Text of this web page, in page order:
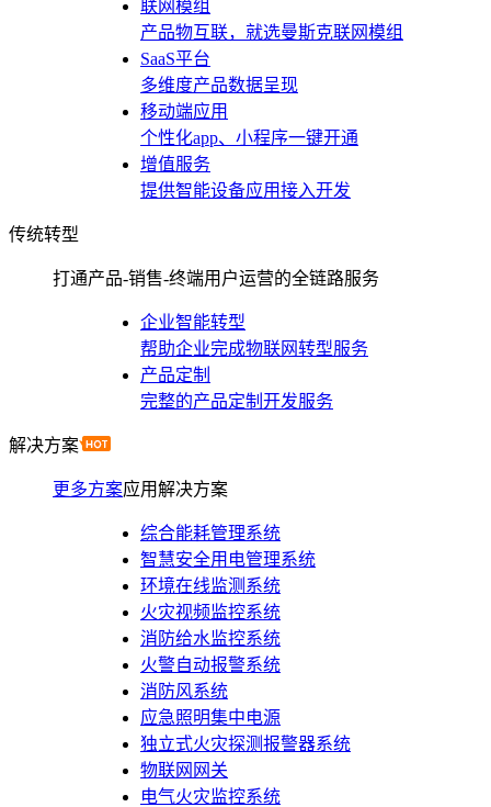
联网模组
产品物互联，就选曼斯克联网模组
SaaS平台
多维度产品数据呈现
移动端应用
个性化app、小程序一键开通
增值服务
提供智能设备应用接入开发
传统转型
打通产品-销售-终端用户运营的全链路服务
企业智能转型
帮助企业完成物联网转型服务
产品定制
完整的产品定制开发服务
解决方案
更多方案应用解决方案
综合能耗管理系统
智慧安全用电管理系统
环境在线监测系统
火灾视频监控系统
消防给水监控系统
火警自动报警系统
消防风系统
应急照明集中电源
独立式火灾探测报警器系统
物联网网关
电气火灾监控系统